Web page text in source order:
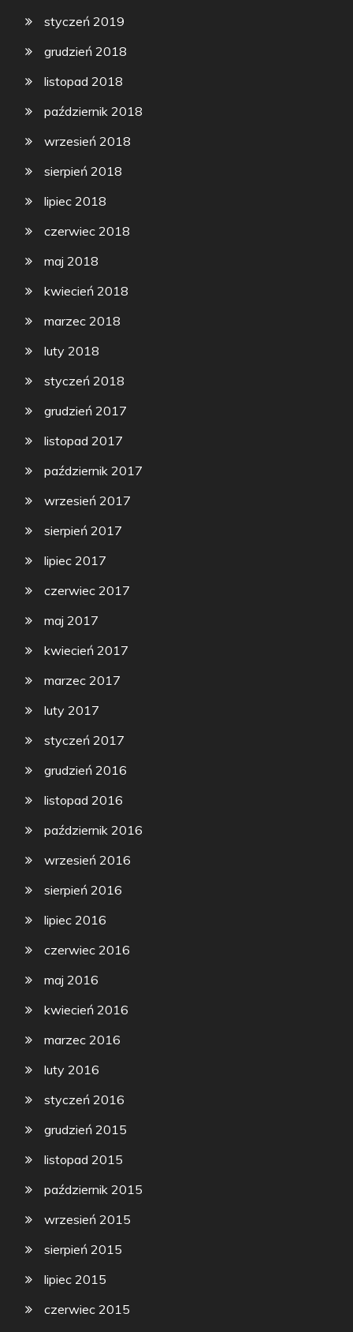
styczeń 2019
grudzień 2018
listopad 2018
październik 2018
wrzesień 2018
sierpień 2018
lipiec 2018
czerwiec 2018
maj 2018
kwiecień 2018
marzec 2018
luty 2018
styczeń 2018
grudzień 2017
listopad 2017
październik 2017
wrzesień 2017
sierpień 2017
lipiec 2017
czerwiec 2017
maj 2017
kwiecień 2017
marzec 2017
luty 2017
styczeń 2017
grudzień 2016
listopad 2016
październik 2016
wrzesień 2016
sierpień 2016
lipiec 2016
czerwiec 2016
maj 2016
kwiecień 2016
marzec 2016
luty 2016
styczeń 2016
grudzień 2015
listopad 2015
październik 2015
wrzesień 2015
sierpień 2015
lipiec 2015
czerwiec 2015